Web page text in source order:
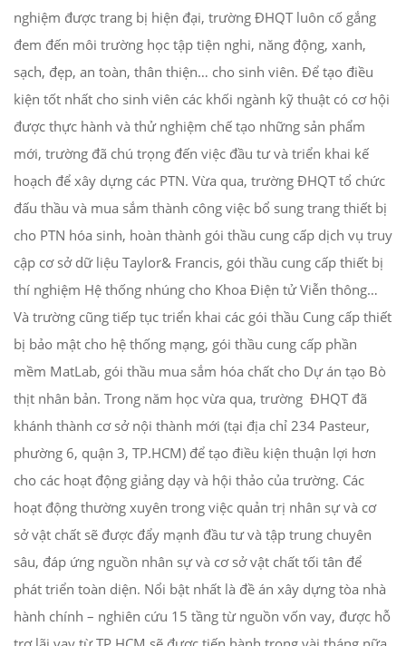
nghiệm được trang bị hiện đại, trường ĐHQT luôn cố gắng
đem đến môi trường học tập tiện nghi, năng động, xanh,
sạch, đẹp, an toàn, thân thiện… cho sinh viên. Để tạo điều
kiện tốt nhất cho sinh viên các khối ngành kỹ thuật có cơ hội
được thực hành và thử nghiệm chế tạo những sản phẩm
mới, trường đã chú trọng đến việc đầu tư và triển khai kế
hoạch để xây dựng các PTN. Vừa qua, trường ĐHQT tổ chức
đấu thầu và mua sắm thành công việc bổ sung trang thiết bị
cho PTN hóa sinh, hoàn thành gói thầu cung cấp dịch vụ truy
cập cơ sở dữ liệu Taylor& Francis, gói thầu cung cấp thiết bị
thí nghiệm Hệ thống nhúng cho Khoa Điện tử Viễn thông…
Và trường cũng tiếp tục triển khai các gói thầu Cung cấp thiết
bị bảo mật cho hệ thống mạng, gói thầu cung cấp phần
mềm MatLab, gói thầu mua sắm hóa chất cho Dự án tạo Bò
thịt nhân bản. Trong năm học vừa qua, trường ĐHQT đã
khánh thành cơ sở nội thành mới (tại địa chỉ 234 Pasteur,
phường 6, quận 3, TP.HCM) để tạo điều kiện thuận lợi hơn
cho các hoạt động giảng dạy và hội thảo của trường. Các
hoạt động thường xuyên trong việc quản trị nhân sự và cơ
sở vật chất sẽ được đẩy mạnh đầu tư và tập trung chuyên
sâu, đáp ứng nguồn nhân sự và cơ sở vật chất tối tân để
phát triển toàn diện. Nổi bật nhất là đề án xây dựng tòa nhà
hành chính – nghiên cứu 15 tầng từ nguồn vốn vay, được hỗ